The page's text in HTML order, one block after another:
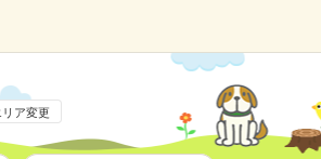
リア変更